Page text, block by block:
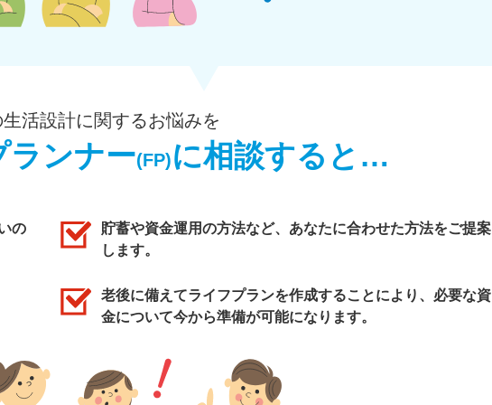
活設計に関するお悩みを
ランナー(FP)に相談すると…
の
貯蓄や資金運用の方法など、あなたに合わせた方法をご提案
します。
老後に備えてライフプランを作成することにより、必要な資
金について今から準備が可能になります。